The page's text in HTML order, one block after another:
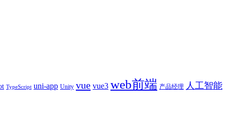
TypeScript uni-app Unity vue vue3 web前端 产品经理 人工智能